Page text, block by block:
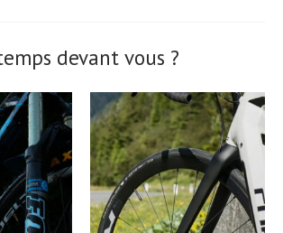
devant vous ?